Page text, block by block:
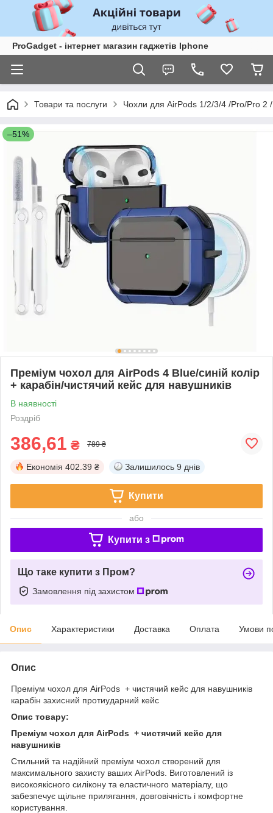
ProGadget - iнтернет магазин гаджетів Iphone
Товари та послуги Чохли для AirPods 1/2/3/4 /Pro/Pro 2
–51%
Преміум чохол для AirPods 4 Blue/синій колір
+ карабін/чистячий кейс для навушників
В наявності
Роздріб
386,61 ₴ 789 ₴
Економія 402.39 ₴ Залишилось 9 днів
Купити
або
Купити з
Що таке купити з Пром?
Замовлення під захистом
Опис Характеристики Доставка Оплата Умови
Опис
Преміум чохол для AirPods + чистячий кейс для навушників
карабін захисний протиударний кейс
Опис товару:
Преміум чохол для AirPods + чистячий кейс для
навушників
Стильний та надійний преміум чохол створений для
максимального захисту ваших AirPods. Виготовлений із
високоякісного силікону та еластичного матеріалу, що
забезпечує щільне прилягання, довговічність і комфортне
користування.